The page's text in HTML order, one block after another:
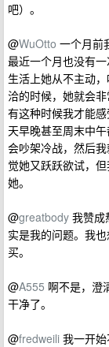
吧）。
@WuOtto 一个月前
最近一个月也没有
生活上她从不主动
洽的时候，她就会
有这种时候我才能
天早晚甚至周末中
会吵架冷战，然后
觉她又跃跃欲试，
她。
@greatbody 我赞成
实是我的问题。我
买。
@A555 啊不是，澄
干净了。
@fredweili 我一开